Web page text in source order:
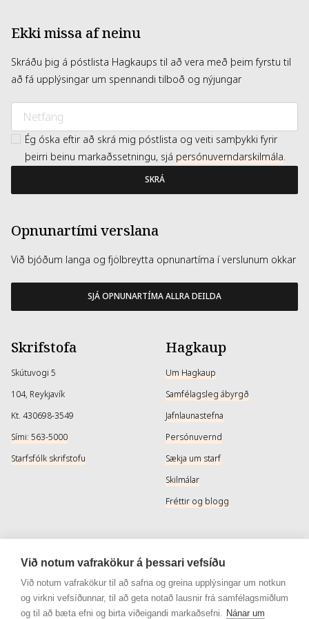
Ekki missa af neinu
Skráðu þig á póstlista Hagkaups til að vera með þeim fyrstu til
að fá upplýsingar um spennandi tilboð og nýjungar
Ég óska eftir að skrá mig póstlista og veiti samþykki fyrir
þeirri beinu markaðssetningu, sjá persónuverndarskilmála.
SKRÁ
Opnunartími verslana
Við bjóðum langa og fjölbreytta opnunartíma í verslunum okkar
SJÁ OPNUNARTÍMA ALLRA DEILDA
Skrifstofa
Skútuvogi 5
104, Reykjavík
Kt. 430698-3549
Sími: 563-5000
Starfsfólk skrifstofu
Hagkaup
Um Hagkaup
Samfélagsleg ábyrgð
Jafnlaunastefna
Persónuvernd
Sækja um starf
Skilmálar
Fréttir og blogg
Þjónusta
Afhendingarmöguleikar
Skilareglur
Samfélagsmiðlar
Instagram
Instagram - Snyrtivara
Við notum vafrakökur á þessari vefsíðu
Við notum vafrakökur til að safna og greina upplýsingar um notkun
og virkni vefsíðunnar, til að geta notað lausnir frá samfélagsmiðlum
og til að bæta efni og birta viðeigandi markaðsefni. Nánar um